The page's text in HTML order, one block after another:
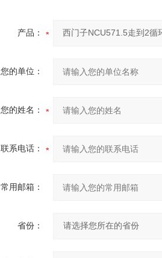
产品：
您的单位：
您的姓名：
联系电话：
常用邮箱：
省份：